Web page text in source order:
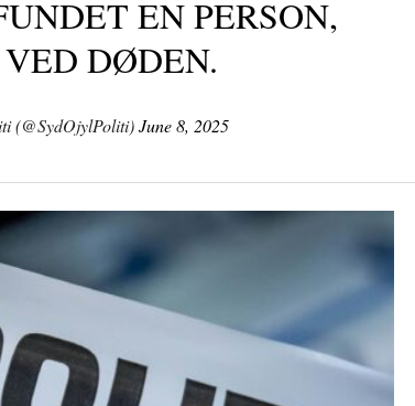
EN PERSON,
DØDEN.
(@SydOjylPoliti)June 8, 2025